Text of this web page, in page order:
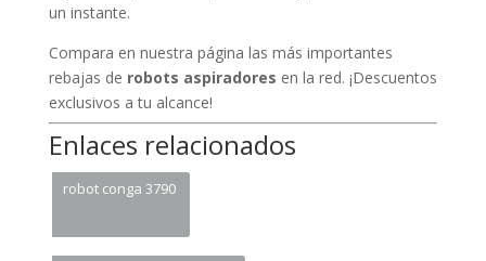
un instante.
Compara en nuestra página las más importantes
rebajas de robots aspiradores en la red. ¡Descuentos
exclusivos a tu alcance!
Enlaces relacionados
robot conga 3790